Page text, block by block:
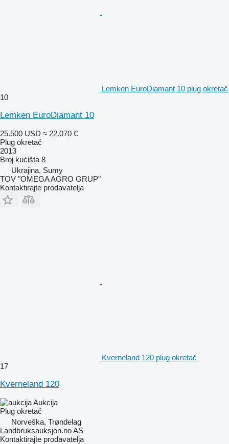
Lemken EuroDiamant 10 plug okretač
10
Lemken EuroDiamant 10
25.500 USD ≈ 22.070 €
Plug okretač
2013
Broj kućišta 8
Ukrajina, Sumy
TOV "OMEGA AGRO GRUP"
Kontaktirajte prodavatelja
Kverneland 120 plug okretač
17
Kverneland 120
Aukcija
Plug okretač
Norveška, Trøndelag
Landbruksauksjon.no AS
Kontaktirajte prodavatelja